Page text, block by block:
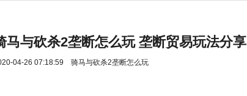
马与砍杀2垄断怎么玩 垄断贸易玩法分享
04-26 07:18:59 骑马与砍杀2垄断怎么玩